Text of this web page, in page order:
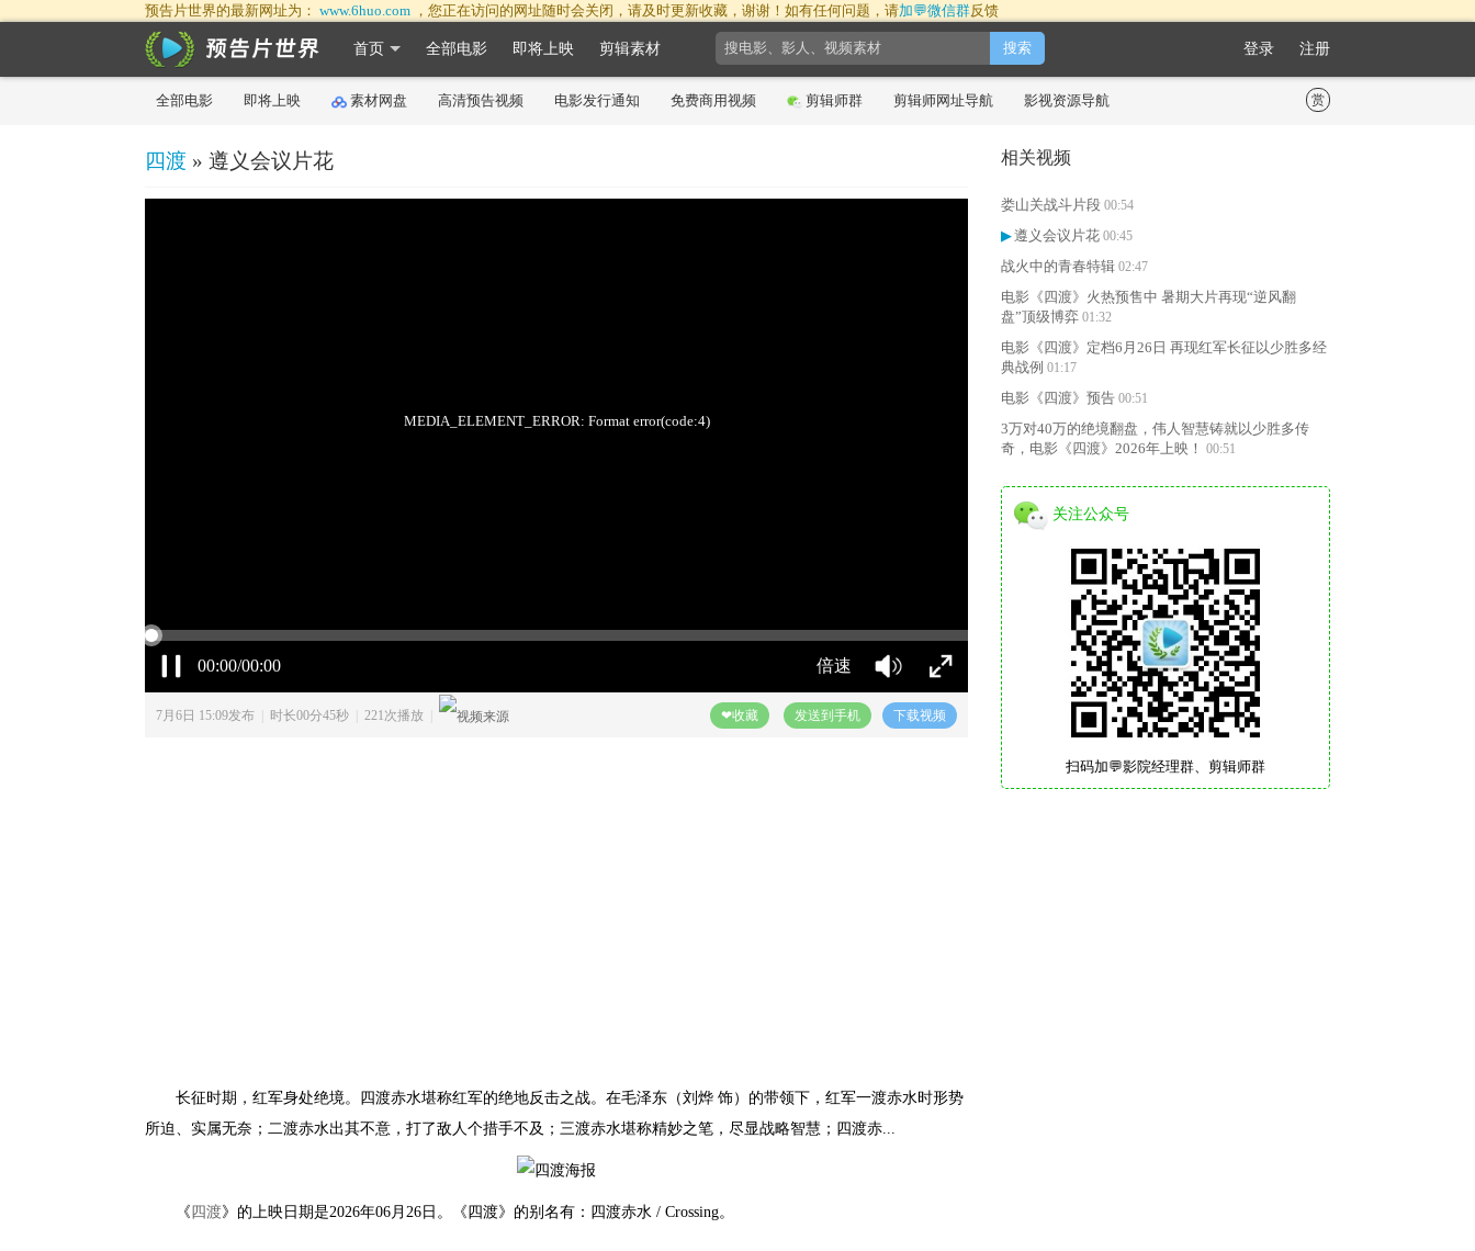
预告片世界的最新网址为： www.6huo.com ，您正在访问的网址随时会关闭，请及时更新收藏，谢谢！如有任何问题，请加💬微信群反馈
首页 全部电影 即将上映 剪辑素材 登录 注册
全部电影 即将上映 素材网盘 高清预告视频 电影发行通知 免费商用视频 剪辑师群 剪辑师网址导航 影视资源导航 赏
四渡 » 遵义会议片花
00:00/00:00 倍速
MEDIA_ELEMENT_ERROR: Format error(code:4)
❤收藏 发送到手机 下载视频
7月6日 15:09发布 时长00分45秒 221次播放
长征时期，红军身处绝境。四渡赤水堪称红军的绝地反击之战。在毛泽东（刘烨 饰）的带领下，红军一渡赤水时形势
所迫、实属无奈；二渡赤水出其不意，打了敌人个措手不及；三渡赤水堪称精妙之笔，尽显战略智慧；四渡赤...
《 四渡》的上映日期是2026年06月26日。《四渡》的别名有：四渡赤水 / Crossing。
相关视频
娄山关战斗片段 00:54
▶ 遵义会议片花 00:45
战火中的青春特辑 02:47
电影《四渡》火热预售中 暑期大片再现“逆风翻
盘”顶级博弈 01:32
电影《四渡》定档6月26日 再现红军长征以少胜多经
典战例 01:17
电影《四渡》预告 00:51
3万对40万的绝境翻盘，伟人智慧铸就以少胜多传
奇，电影《四渡》2026年上映！
00:51
关注公众号
扫码加💬影院经理群、剪辑师群